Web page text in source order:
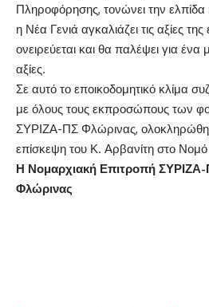
Πληροφόρησης, τονώνει την ελπίδα
η Νέα Γενιά αγκαλιάζει τις αξίες
ονειρεύεται και θα παλέψει για
αξίες.
Σε αυτό το εποικοδομητικό κλίμα
με όλους τους εκπροσώπους των
ΣΥΡΙΖΑ-ΠΣ Φλώρινας,
επίσκεψη του Κ. Αρβανίτη στο
Η Νομαρχιακή Επιτροπή
Φλώρινας